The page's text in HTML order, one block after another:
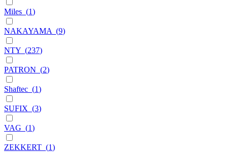
Miles (1)
NAKAYAMA (9)
NTY (237)
PATRON (2)
Shaftec (1)
SUFIX (3)
VAG (1)
ZEKKERT (1)